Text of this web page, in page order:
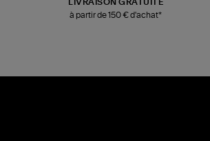
LIVRAISON GRATUITE
à partir de 150 € d'achat*